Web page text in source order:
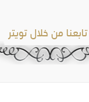
تابعنا من خلال تويتر